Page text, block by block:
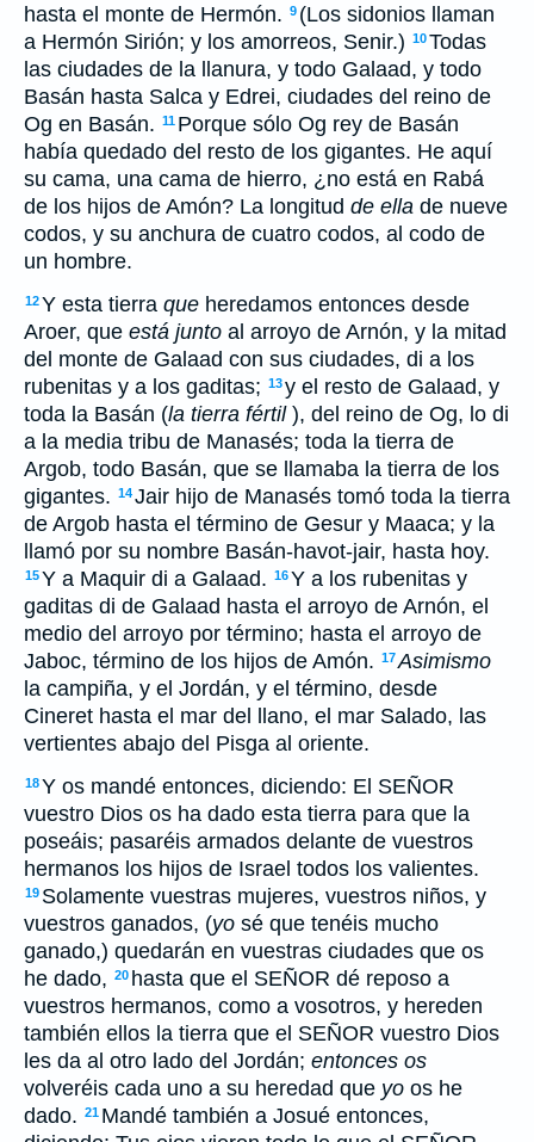
hasta el monte de Hermón. 9 (Los sidonios llaman
a Hermón Sirión; y los amorreos, Senir.) 10Todas
las ciudades de la llanura, y todo Galaad, y todo
Basán hasta Salca y Edrei, ciudades del reino de
Og en Basán. 11 Porque sólo Og rey de Basán
había quedado del resto de los gigantes. He aquí
su cama, una cama de hierro, ¿no está en Rabá
de los hijos de Amón? La longitud de ella de nueve
codos, y su anchura de cuatro codos, al codo de
un hombre.
12Y esta tierra que heredamos entonces desde
Aroer, que está junto al arroyo de Arnón, y la mitad
del monte de Galaad con sus ciudades, di a los
rubenitas y a los gaditas; 13y el resto de Galaad, y
toda la Basán (la tierra fértil), del reino de Og, lo di
a la media tribu de Manasés; toda la tierra de
Argob, todo Basán, que se llamaba la tierra de los
gigantes. 14Jair hijo de Manasés tomó toda la tierra
de Argob hasta el término de Gesur y Maaca; y la
llamó por su nombre Basán-havot-jair, hasta hoy.
15Y a Maquir di a Galaad. 16Y a los rubenitas y
gaditas di de Galaad hasta el arroyo de Arnón, el
medio del arroyo por término; hasta el arroyo de
Jaboc, término de los hijos de Amón. 17Asimismo
la campiña, y el Jordán, y el término, desde
Cineret hasta el mar del llano, el mar Salado, las
vertientes abajo del Pisga al oriente.
18Y os mandé entonces, diciendo: El SEÑOR
vuestro Dios os ha dado esta tierra para que la
poseáis; pasaréis armados delante de vuestros
hermanos los hijos de Israel todos los valientes.
19 Solamente vuestras mujeres, vuestros niños, y
vuestros ganados, (yo sé que tenéis mucho
ganado,) quedarán en vuestras ciudades que os
he dado, 20 hasta que el SEÑOR dé reposo a
vuestros hermanos, como a vosotros, y hereden
también ellos la tierra que el SEÑOR vuestro Dios
les da al otro lado del Jordán; entonces os
volveréis cada uno a su heredad que yo os he
dado. 21 Mandé también a Josué entonces,